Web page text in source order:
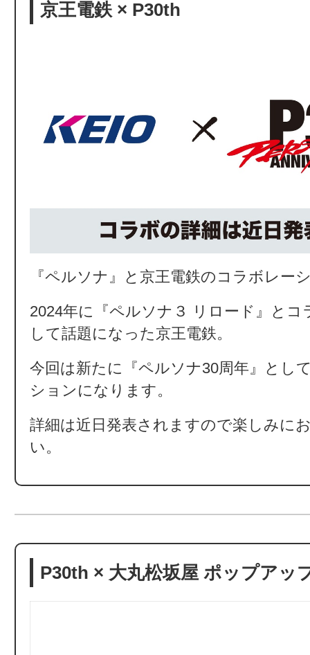
京王電鉄 × P30th
『ペルソナ』と京王電鉄のコラボレー
2024年に『ペルソナ３ リロード』とコ
して話題になった京王電鉄。
今回は新たに『ペルソナ30周年』とし
ションになります。
詳細は近日発表されますので楽しみに
い。
P30th × 大丸松坂屋 ポップアッ